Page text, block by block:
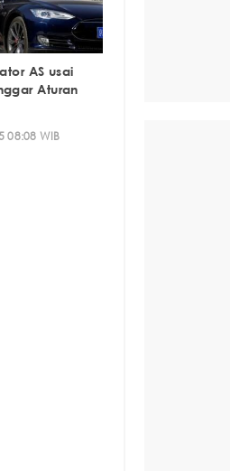
AS usai
Aturan
08:08 WIB